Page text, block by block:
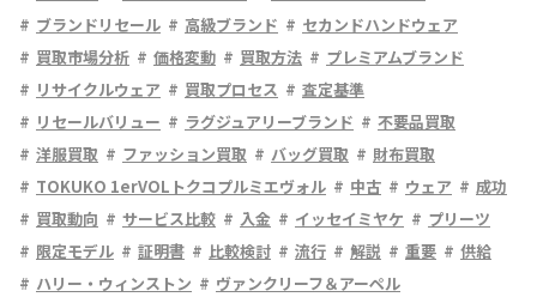
ブランドリセール
高級ブランド
セカンドハンドウェア
買取市場分析
価格変動 買取方法
プレミアムブランド
リサイクルウェア
買取プロセス
査定基準
リセールバリュー
ラグジュアリーブランド
不要品買取
洋服買取
ファッション買取 バッグ買取
財布買取
TOKUKO 1erVOLトクコプルミエヴォル
中古 ウェア
成功
買取動向
サービス比較 入金 イッセイミヤケ
プリーツ
限定モデル
証明書 比較検討 流行 解説 重要
供給
ハリー・ウィンストン
ヴァンクリーフ＆アーペル